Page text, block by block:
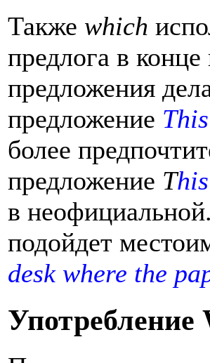
Также which
предлога в
предложения
предложение
более
предложение T
в
подойдет
desk where the
Употребление